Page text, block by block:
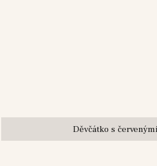
Děvčátko s